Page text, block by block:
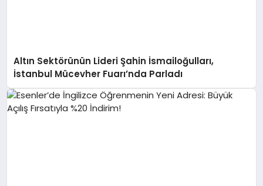
Altın Sektörünün Lideri Şahin İsmailoğulları,
İstanbul Mücevher Fuarı’nda Parladı ￼